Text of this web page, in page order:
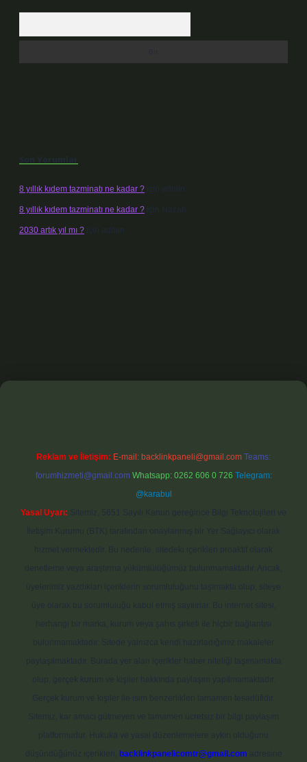
Son Yorumlar
8 yıllık kıdem tazminatı ne kadar ? için admin
8 yıllık kıdem tazminatı ne kadar ? için Nazan
2030 artık yıl mı ? için admin
Reklam ve İletişim: E-mail: backlinkpaneli@gmail.com Teams:
forumhizmeti@gmail.com Whatsapp: 0262 606 0 726 Telegram:
@karabul
Yasal Uyarı:
backlinkpanelicomtr@gmail.com